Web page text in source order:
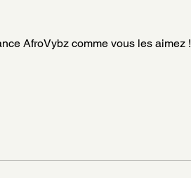
AfroVybz comme vous les aimez !